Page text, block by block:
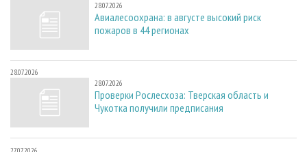
28.07.2026
Авиалесоохрана: в августе высокий риск
пожаров в 44 регионах
28.07.2026
28.07.2026
Проверки Рослесхоза: Тверская область и
Чукотка получили предписания